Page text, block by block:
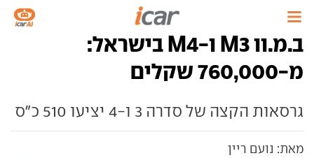
ב.מ.וו M3 ו-M4 בישראל:
מ-760,000 שקלים
גרסאות הקצה של סדרה 3 ו-4 יציעו 510 כ"ס
מאת: נועם ריין